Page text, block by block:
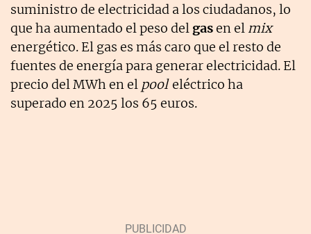
suministro de electricidad a los ciudadanos, lo
que ha aumentado el peso del gasen el mix
energético. El gas es más caro que el resto de
fuentes de energía para generar electricidad. El
precio del MWh en el pooleléctrico ha
superado en 2025 los 65 euros.